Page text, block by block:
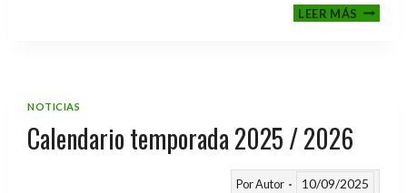
LEER MÁSFASE
NOTICIAS
Calendario temporada 2025 / 2026
PorAutor 10/09/2025